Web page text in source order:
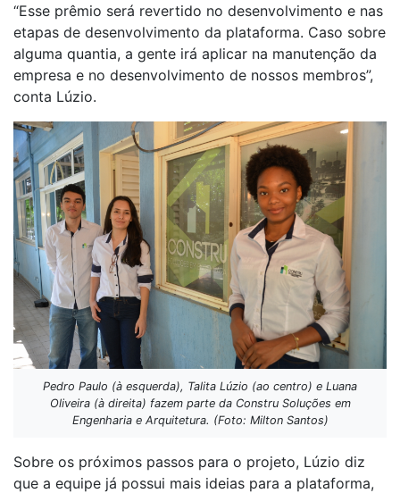
“Esse prêmio será revertido no desenvolvimento e nas
etapas de desenvolvimento da plataforma. Caso sobre
alguma quantia, a gente irá aplicar na manutenção da
empresa e no desenvolvimento de nossos membros”,
conta Lúzio.
Pedro Paulo (à esquerda), Talita Lúzio (ao centro) e Luana
Oliveira (à direita) fazem parte da Constru Soluções em
Engenharia e Arquitetura. (Foto: Milton Santos)
Sobre os próximos passos para o projeto, Lúzio diz
que a equipe já possui mais ideias para a plataforma,